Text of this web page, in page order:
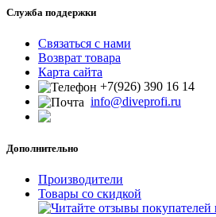
Служба поддержки
Связаться с нами
Возврат товара
Карта сайта
+7(926) 390 16 14
info@diveprofi.ru
Дополнительно
Производители
Товары со скидкой